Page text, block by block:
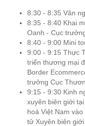
8:30 - 8:35 Văn
8:35 - 8:40 Khai
Oanh - Cục
8:40 - 9:00 Mini
9:00 - 9:15 Thực
triển thương mại
Border
trưởng Cục
9:15 - 9:30 Kinh
xuyên biên giới
hoá Việt Nam
tử Xuyên biên